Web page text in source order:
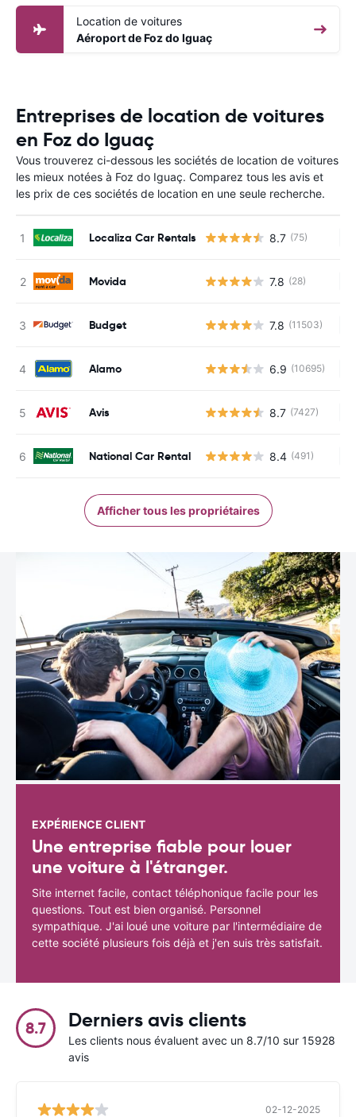
Location de voitures
Aéroport de Foz do Iguaç
Entreprises de location de voitures
en Foz do Iguaç
Vous trouverez ci-dessous les sociétés de location de voitures
les mieux notées à Foz do Iguaç. Comparez tous les avis et
les prix de ces sociétés de location en une seule recherche.
Localiza Car Rentals 8.7 (75)
Movida 7.8 (28)
Budget 7.8 (11503)
Alamo 6.9 (10695)
Avis 8.7 (7427)
National Car Rental 8.4 (491)
Afficher tous les propriétaires
EXPÉRIENCE CLIENT
Une entreprise fiable pour louer
une voiture à l'étranger.
Site internet facile, contact téléphonique facile pour les
questions. Tout est bien organisé. Personnel
sympathique. J'ai loué une voiture par l'intermédiaire de
cette société plusieurs fois déjà et j'en suis très satisfait.
8.7 Derniers avis clients
Les clients nous évaluent avec un 8.7/10 sur 15928
avis
02-12-2025